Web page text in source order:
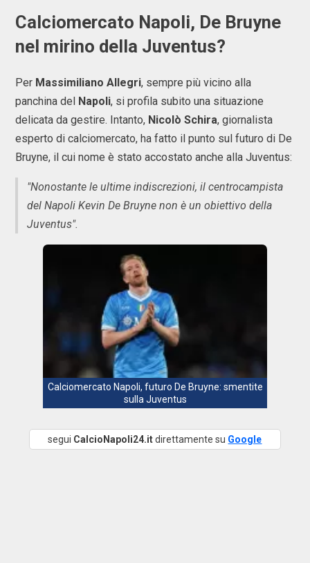
Calciomercato Napoli, De Bruyne
nel mirino della Juventus?
Per Massimiliano Allegri, sempre più vicino alla
panchina del
Napoli, si profila subito una situazione
delicata da gestire. Intanto, Nicolò Schira, giornalista
esperto di calciomercato, ha fatto il punto sul futuro di De
Bruyne, il cui nome è stato accostato anche alla Juventus:
"Nonostante le ultime indiscrezioni, il centrocampista
del Napoli Kevin De Bruyne non è un obiettivo della
Juventus".
Calciomercato Napoli, futuro De Bruyne: smentite
sulla Juventus
segui CalcioNapoli24.itdirettamente su Google